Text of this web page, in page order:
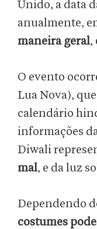
Unido, a data
anualmente,
maneira geral,
O evento
Lua Nova), que
calendário
informações
Diwali
mal, e da luz
Dependendo
costumes